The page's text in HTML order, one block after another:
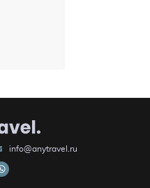
info@anytravel.ru